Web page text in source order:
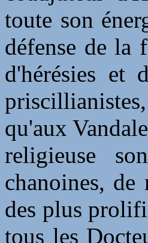
toute son
défense de la
d'hérésies et
qu'aux
religieuse
chanoines,
des plus
tous les